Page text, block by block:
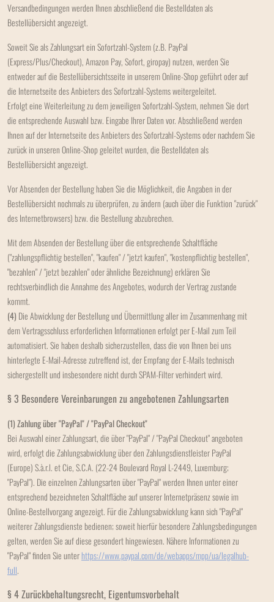
Versandbedingungen werden Ihnen abschließend die Bestelldaten als
Bestellübersicht angezeigt.
Soweit Sie als Zahlungsart ein Sofortzahl-System (z.B. PayPal
(Express/Plus/Checkout), Amazon Pay, Sofort, giropay) nutzen, werden Sie
entweder auf die Bestellübersichtsseite in unserem Online-Shop geführt oder auf
die Internetseite des Anbieters des Sofortzahl-Systems weitergeleitet.
Erfolgt eine Weiterleitung zu dem jeweiligen Sofortzahl-System, nehmen Sie dort
die entsprechende Auswahl bzw. Eingabe Ihrer Daten vor. Abschließend werden
Ihnen auf der Internetseite des Anbieters des Sofortzahl-Systems oder nachdem Sie
zurück in unseren Online-Shop geleitet wurden, die Bestelldaten als
Bestellübersicht angezeigt.
Vor Absenden der Bestellung haben Sie die Möglichkeit, die Angaben in der
Bestellübersicht nochmals zu überprüfen, zu ändern (auch über die Funktion "zurück"
des Internetbrowsers) bzw. die Bestellung abzubrechen.
Mit dem Absenden der Bestellung über die entsprechende Schaltfläche
("zahlungspflichtig bestellen", "kaufen" / "jetzt kaufen", "kostenpflichtig bestellen",
"bezahlen" / "jetzt bezahlen" oder ähnliche Bezeichnung) erklären Sie
rechtsverbindlich die Annahme des Angebotes, wodurch der Vertrag zustande
kommt.
(4) Die Abwicklung der Bestellung und Übermittlung aller im Zusammenhang mit
dem Vertragsschluss erforderlichen Informationen erfolgt per E-Mail zum Teil
automatisiert. Sie haben deshalb sicherzustellen, dass die von Ihnen bei uns
hinterlegte E-Mail-Adresse zutreffend ist, der Empfang der E-Mails technisch
sichergestellt und insbesondere nicht durch SPAM-Filter verhindert wird.
§ 3 Besondere Vereinbarungen zu angebotenen Zahlungsarten
(1)Zahlung über "PayPal" / "PayPal Checkout"
Bei Auswahl einer Zahlungsart, die über "PayPal" / "PayPal Checkout" angeboten
wird, erfolgt die Zahlungsabwicklung über den Zahlungsdienstleister PayPal
(Europe) S.à.r.l. et Cie, S.C.A. (22-24 Boulevard Royal L-2449, Luxemburg;
"PayPal"). Die einzelnen Zahlungsarten über "PayPal" werden Ihnen unter einer
entsprechend bezeichneten Schaltfläche auf unserer Internetpräsenz sowie im
Online-Bestellvorgang angezeigt. Für die Zahlungsabwicklung kann sich "PayPal"
weiterer Zahlungsdienste bedienen; soweit hierfür besondere Zahlungsbedingungen
gelten, werden Sie auf diese gesondert hingewiesen. Nähere Informationen zu
"PayPal" finden Sie unterhttps://www.paypal.com/de/webapps/mpp/ua/legalhub-
full.
§ 4 Zurückbehaltungsrecht, Eigentumsvorbehalt